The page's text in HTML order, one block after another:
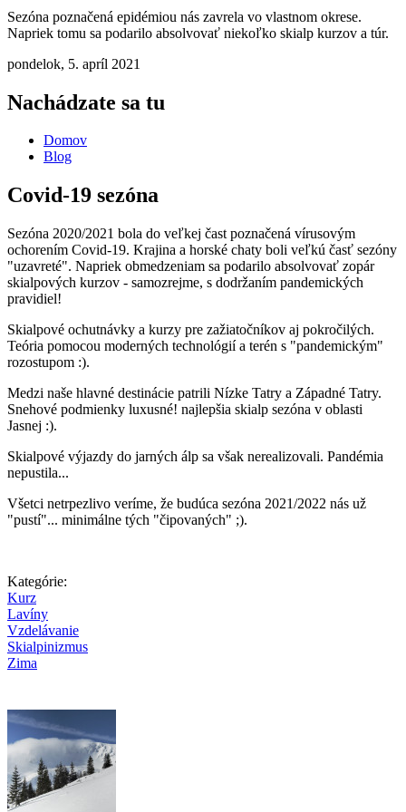
Sezóna poznačená epidémiou nás zavrela vo vlastnom okrese.
Napriek tomu sa podarilo absolvovať niekoľko skialp kurzov a túr.
pondelok, 5. apríl 2021
Nachádzate sa tu
Domov
Blog
Covid-19 sezóna
Sezóna 2020/2021 bola do veľkej čast poznačená vírusovým
ochorením Covid-19. Krajina a horské chaty boli veľkú časť sezóny
"uzavreté". Napriek obmedzeniam sa podarilo absolvovať zopár
skialpových kurzov - samozrejme, s dodržaním pandemických
pravidiel!
Skialpové ochutnávky a kurzy pre zažiatočníkov aj pokročilých.
Teória pomocou moderných technológií a terén s "pandemickým"
rozostupom :).
Medzi naše hlavné destinácie patrili Nízke Tatry a Západné Tatry.
Snehové podmienky luxusné! najlepšia skialp sezóna v oblasti
Jasnej :).
Skialpové výjazdy do jarných álp sa však nerealizovali. Pandémia
nepustila...
Všetci netrpezlivo veríme, že budúca sezóna 2021/2022 nás už
"pustí"... minimálne tých "čipovaných" ;).
Kategórie:
Kurz
Lavíny
Vzdelávanie
Skialpinizmus
Zima